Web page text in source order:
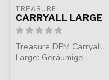
TREASURE
CARRYALL LARGE
Treasure DPM Carryall
Large: Geräumige,